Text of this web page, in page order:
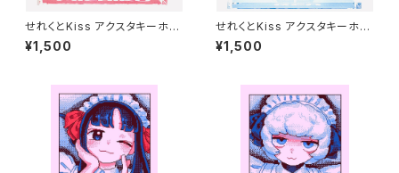
せれくとKiss アクスタキーホル
ダー 松平三千子
¥1,500
せれくとKiss アクスタキーホル
ダー 袋崎蓮
¥1,500